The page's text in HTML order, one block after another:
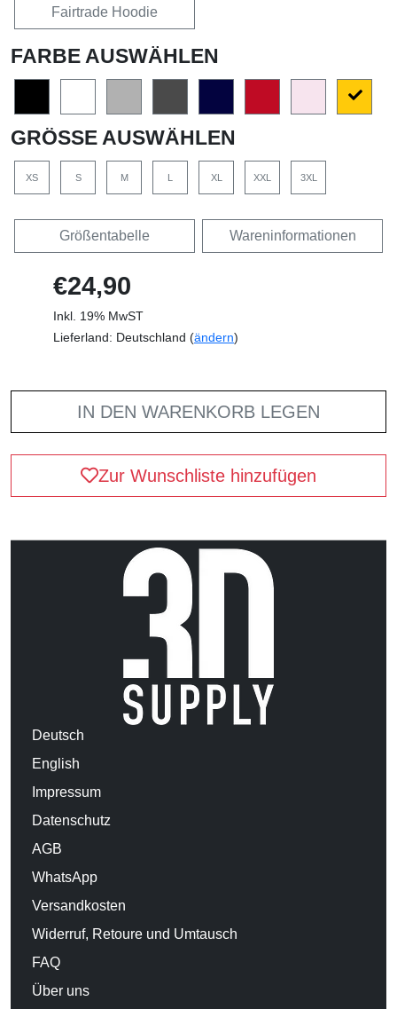
Fairtrade Hoodie
FARBE AUSWÄHLEN
GRÖSSE AUSWÄHLEN
XS S M L XL XXL 3XL
Größentabelle Wareninformationen
€24,90
Inkl. 19% MwST
Lieferland: Deutschland (ändern)
IN DEN WARENKORB LEGEN
Zur Wunschliste hinzufügen
Deutsch
English
Impressum
Datenschutz
AGB
WhatsApp
Versandkosten
Widerruf, Retoure und Umtausch
FAQ
Über uns